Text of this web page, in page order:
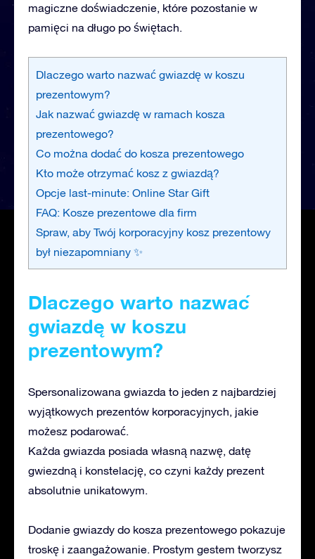
magiczne doświadczenie, które pozostanie w
pamięci na długo po świętach.
Dlaczego warto nazwać gwiazdę w koszu
prezentowym?
Jak nazwać gwiazdę w ramach kosza
prezentowego?
Co można dodać do kosza prezentowego
Kto może otrzymać kosz z gwiazdą?
Opcje last-minute: Online Star Gift
FAQ: Kosze prezentowe dla firm
Spraw, aby Twój korporacyjny kosz prezentowy
był niezapomniany ✨
Dlaczego warto nazwać
gwiazdę w koszu
prezentowym?
Spersonalizowana gwiazda to jeden z najbardziej
wyjątkowych prezentów korporacyjnych, jakie
możesz podarować.
Każda gwiazda posiada własną nazwę, datę
gwiezdną i konstelację, co czyni każdy prezent
absolutnie unikatowym.
Dodanie gwiazdy do kosza prezentowego pokazuje
troskę i zaangażowanie. Prostym gestem tworzysz